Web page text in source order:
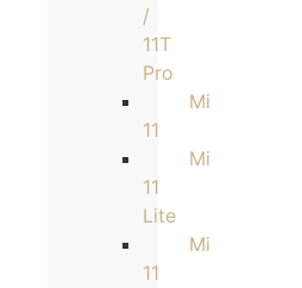
/
11T
Pro
Mi
11
Mi
11
Lite
Mi
11